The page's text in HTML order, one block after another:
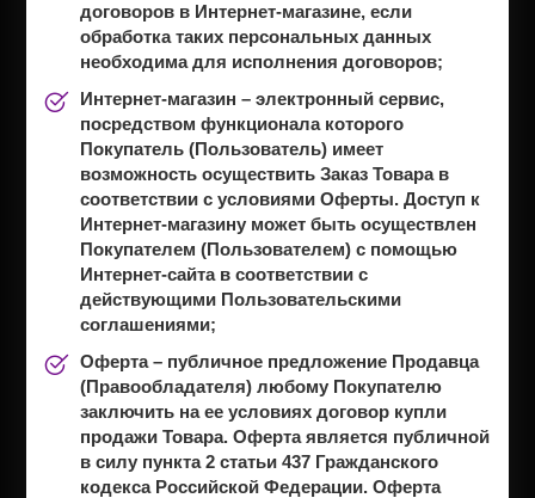
договоров в Интернет-магазине, если
обработка таких персональных данных
необходима для исполнения договоров;
Интернет-магазин – электронный сервис,
посредством функционала которого
Покупатель (Пользователь) имеет
возможность осуществить Заказ Товара в
соответствии с условиями Оферты. Доступ к
Интернет-магазину может быть осуществлен
Покупателем (Пользователем) с помощью
Интернет-сайта в соответствии с
действующими Пользовательскими
соглашениями;
Оферта– публичное предложение Продавца
(Правообладателя) любому Покупателю
заключить на ее условиях договор купли
продажи Товара. Оферта является публичной
в силу пункта 2 статьи 437 Гражданского
кодекса Российской Федерации. Оферта